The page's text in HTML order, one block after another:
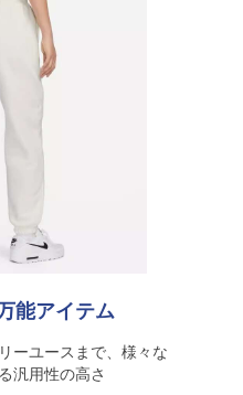
能アイテム
ーユースまで、様々な
汎用性の高さ